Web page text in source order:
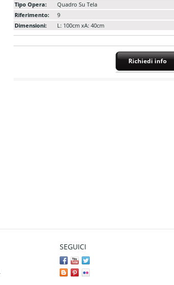
Tipo Opera:
Quadro Su Tela
Riferimento:
9
Dimensioni:
L: 100cm xA: 40cm
Richiedi info
SEGUICI